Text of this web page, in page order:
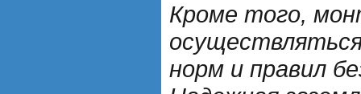
Кроме того,
норм и правил